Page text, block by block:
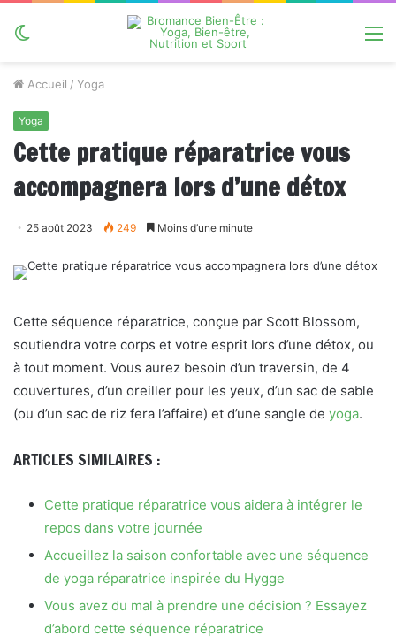
Accueil / Yoga
Yoga
Cette pratique réparatrice vous
accompagnera lors d’une détox
25 août 2023 249 Moins d’une minute
Cette séquence réparatrice, conçue par Scott Blossom,
soutiendra votre corps et votre esprit lors d’une détox, ou
à tout moment. Vous aurez besoin d’un traversin, de 4
couvertures, d’un oreiller pour les yeux, d’un sac de sable
(ou d’un sac de riz fera l’affaire) et d’une sangle de yoga.
ARTICLES SIMILAIRES :
Cette pratique réparatrice vous aidera à intégrer le
repos dans votre journée
Accueillez la saison confortable avec une séquence
de yoga réparatrice inspirée du Hygge
Vous avez du mal à prendre une décision ? Essayez
d’abord cette séquence réparatrice